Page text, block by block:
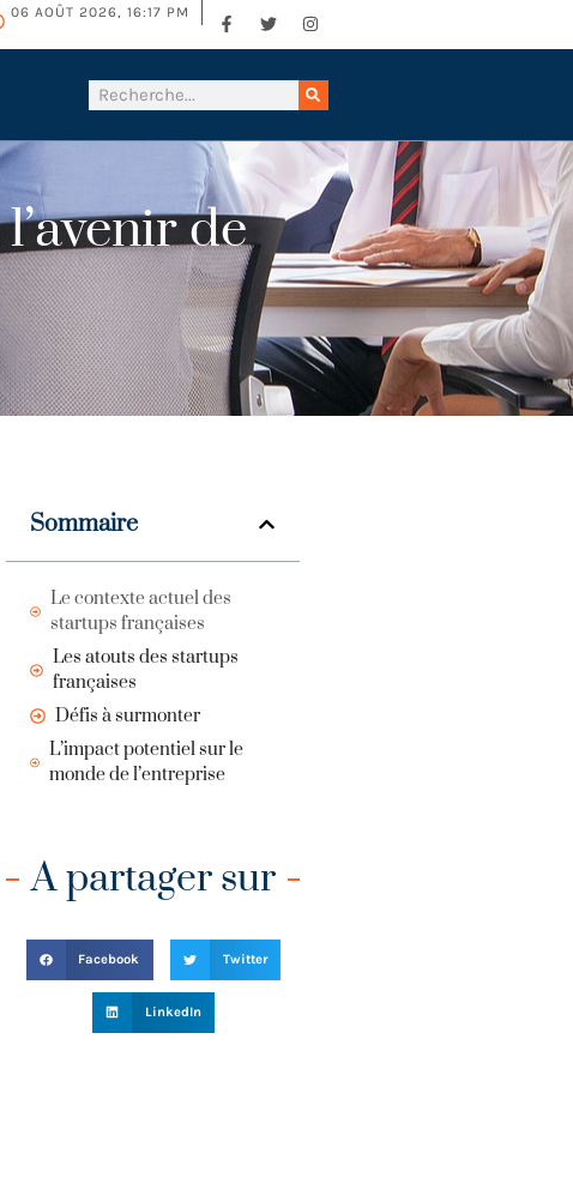
06 AOÛT 2026, 16:17 PM
de
Sommaire
Le contexte actuel des
startups françaises
Les atouts des startups
françaises
Défis à surmonter
L’impact potentiel sur le
monde de l’entreprise
A partager sur
Facebook Twitter
LinkedIn